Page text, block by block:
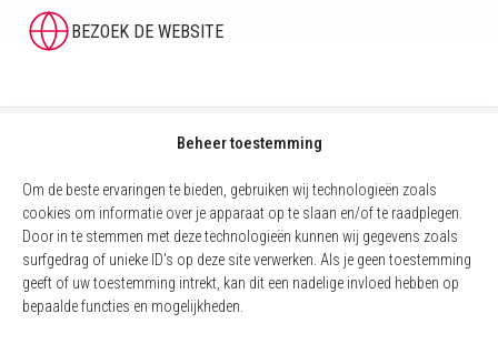
Beheer toestemming
Om de beste ervaringen te bieden, gebruiken wij technologieën zoals
cookies om informatie over je apparaat op te slaan en/of te raadplegen.
Door in te stemmen met deze technologieën kunnen wij gegevens zoals
surfgedrag of unieke ID's op deze site verwerken. Als je geen toestemming
geeft of uw toestemming intrekt, kan dit een nadelige invloed hebben op
bepaalde functies en mogelijkheden.
BEZOEK DE WEBSITE